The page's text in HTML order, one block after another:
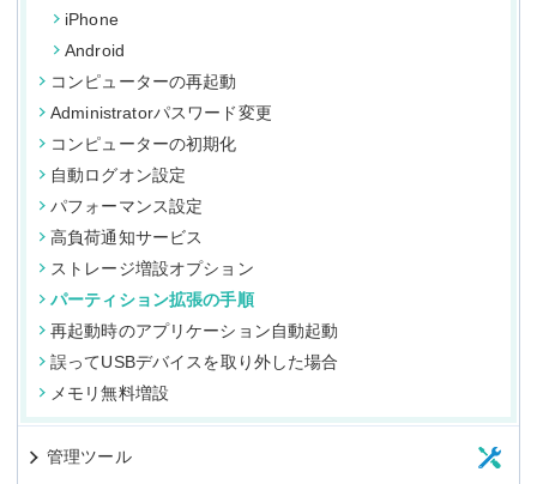
iPhone
Android
コンピューターの再起動
Administratorパスワード変更
コンピューターの初期化
自動ログオン設定
パフォーマンス設定
高負荷通知サービス
ストレージ増設オプション
パーティション拡張の手順
再起動時のアプリケーション自動起動
誤ってUSBデバイスを取り外した場合
メモリ無料増設
管理ツール